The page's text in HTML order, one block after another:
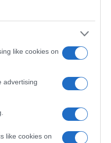
like cookies on
advertising
like cookies on
στην Υπουργό Παιδείας
χρόνια ως κράτος εν
απομάκρυνσης ενός
παιδαγωγική αρχή.
ζητώντας άμεσα να
Παιδείας.
στην Περιφερειακή